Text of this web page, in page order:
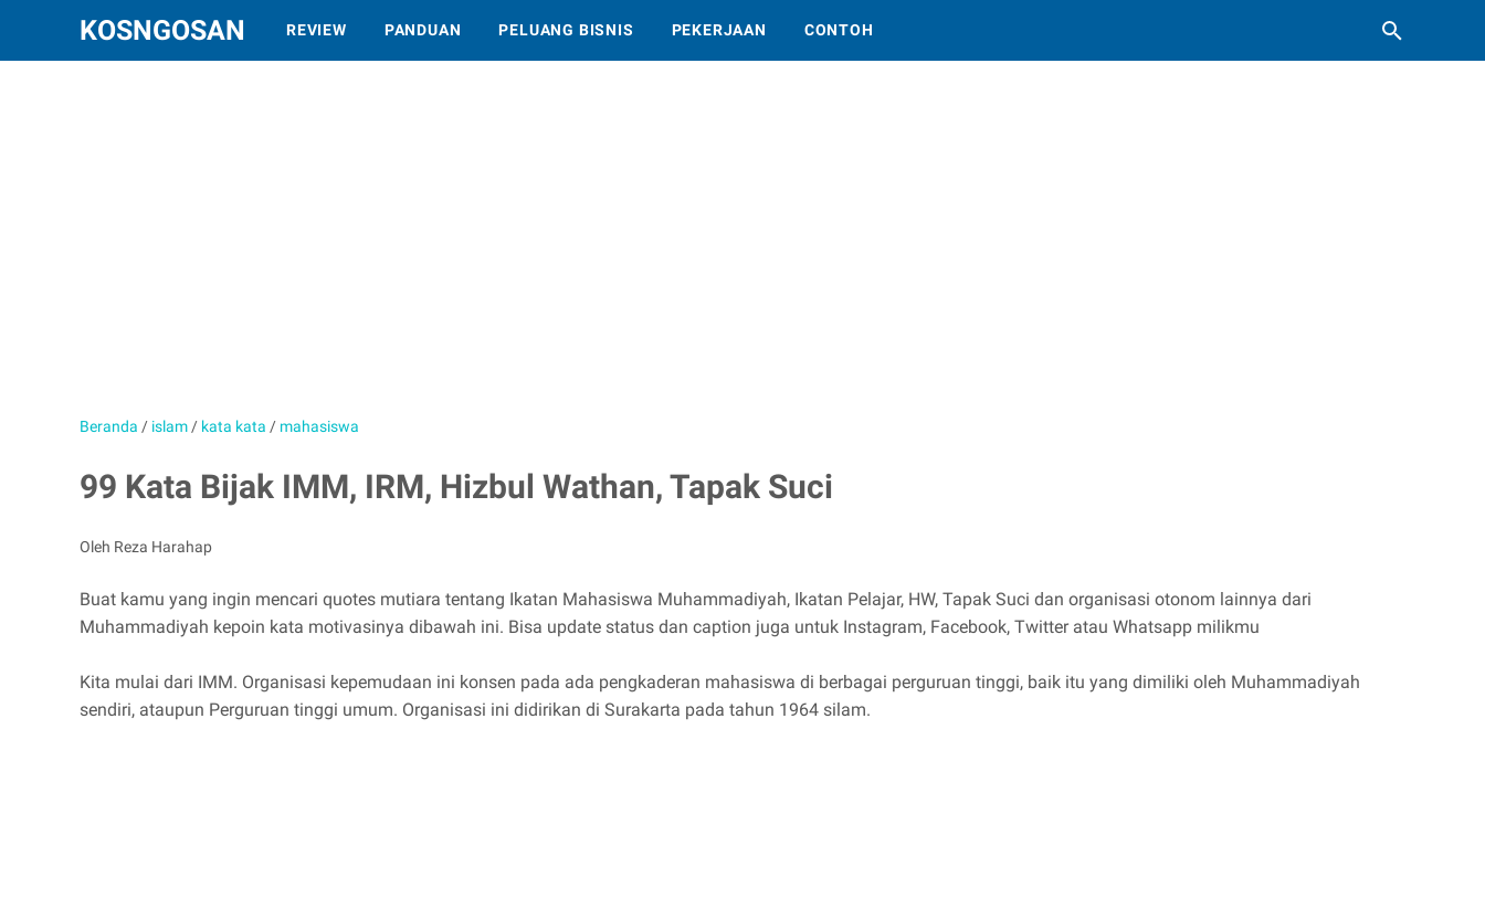
KOSNGOSAN REVIEW PANDUAN PELUANG BISNIS PEKERJAAN CONTOH
Beranda / islam / kata kata / mahasiswa
99 Kata Bijak IMM, IRM, Hizbul Wathan, Tapak Suci
Oleh Reza Harahap
Buat kamu yang ingin mencari quotes mutiara tentang Ikatan Mahasiswa Muhammadiyah, Ikatan Pelajar, HW, Tapak Suci dan organisasi otonom lainnya dari
Muhammadiyah kepoin kata motivasinya dibawah ini. Bisa update status dan caption juga untuk Instagram, Facebook, Twitter atau Whatsapp milikmu
Kita mulai dari IMM. Organisasi kepemudaan ini konsen pada ada pengkaderan mahasiswa di berbagai perguruan tinggi, baik itu yang dimiliki oleh Muhammadiyah
sendiri, ataupun Perguruan tinggi umum. Organisasi ini didirikan di Surakarta pada tahun 1964 silam.